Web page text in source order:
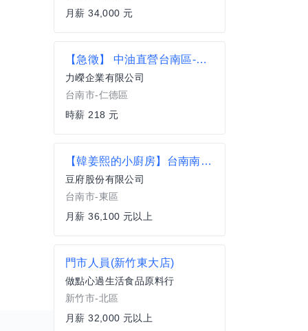
月薪 34,000 元
【急徵】 中油直營台南區-仁德南下加油站 全職/兼職
力嶸企業有限公司
台南市-仁德區
時薪 218 元
【韓姜熙的小廚房】台南南紡店-廚務專員
豆府股份有限公司
台南市-東區
月薪 36,100 元以上
門市人員(新竹東大店)
做點心過生活食品原料行
新竹市-北區
月薪 32,000 元以上